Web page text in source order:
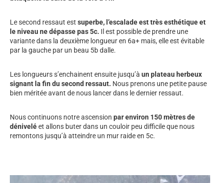
Le second ressaut est superbe, l’escalade est très esthétique et
le niveau ne dépasse pas 5c. Il est possible de prendre une
variante dans la deuxième longueur en 6a+ mais, elle est évitable
par la gauche par un beau 5b dalle.
Les longueurs s’enchainent ensuite jusqu’à un plateau herbeux
signant la fin du second ressaut. Nous prenons une petite pause
bien méritée avant de nous lancer dans le dernier ressaut.
Nous continuons notre ascension par environ 150 mètres de
déniveléet allons buter dans un couloir peu difficile que nous
remontons jusqu’à atteindre un mur raide en 5c.